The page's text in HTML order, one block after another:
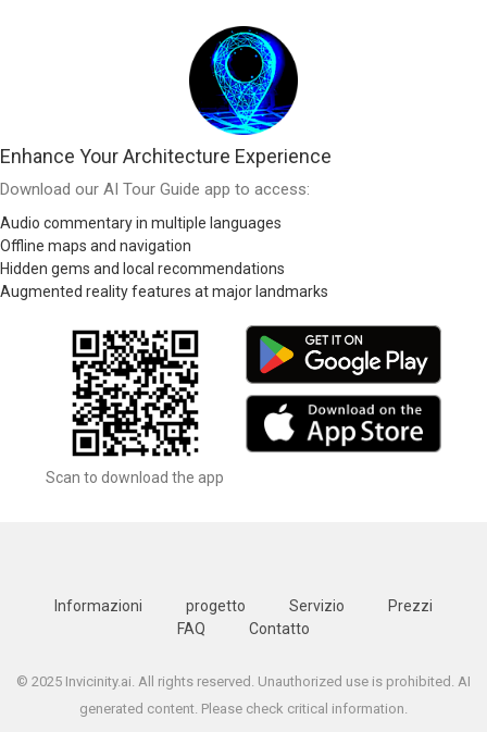
Enhance Your Architecture Experience
Download our AI Tour Guide app to access:
Audio commentary in multiple languages
Offline maps and navigation
Hidden gems and local recommendations
Augmented reality features at major landmarks
Scan to download the app
Informazioni progetto Servizio
Prezzi
FAQ
Contatto
© 2025 Invicinity.ai. All rights reserved. Unauthorized use is prohibited. AI
generated content. Please check critical information.